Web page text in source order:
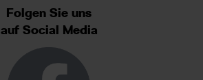
Folgen Sie uns
auf Social Media